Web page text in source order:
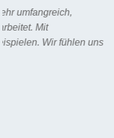
sehr schnelle
keinerlei Fragestellung
jederzeit sehr gerne für
Preis-